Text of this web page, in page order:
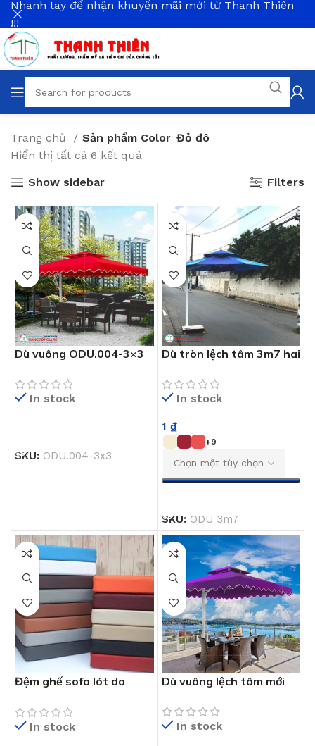
Trang chủ Sản phẩm Color Đỏ đô
Hiển thị tất cả 6 kết quả
Show sidebar
Filters
Dù vuông ODU.004-3×3
In stock
SKU: ODU.004-3x3
Dù tròn lệch tâm 3m7 hai
In stock
1 ₫
+9
SKU: ODU 3m7
Đệm ghế sofa lót da
In stock
Dù vuông lệch tâm mới
In stock
Nhanh tay để nhận khuyến mãi mới từ Thanh Thiên
!!!